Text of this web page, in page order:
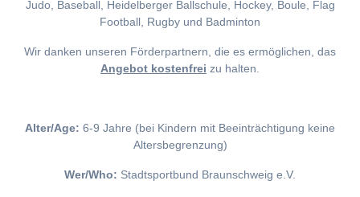
Judo, Baseball, Heidelberger Ballschule, Hockey, Boule, Flag
Football, Rugby und Badminton
Wir danken unseren Förderpartnern, die es ermöglichen, das
Angebot kostenfrei zu halten.
Alter/Age: 6-9 Jahre (bei Kindern mit Beeinträchtigung keine
Altersbegrenzung)
Wer/Who: Stadtsportbund Braunschweig e.V.